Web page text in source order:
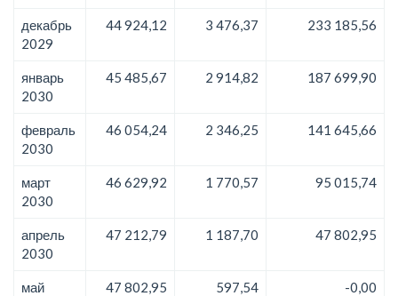
декабрь
2029
44 924,12 3 476,37 233 185,56
январь
2030
45 485,67 2 914,82 187 699,90
февраль
2030
46 054,24 2 346,25 141 645,66
март
2030
46 629,92 1 770,57 95 015,74
апрель
2030
47 212,79 1 187,70 47 802,95
май
47 802,95 597,54 -0,00